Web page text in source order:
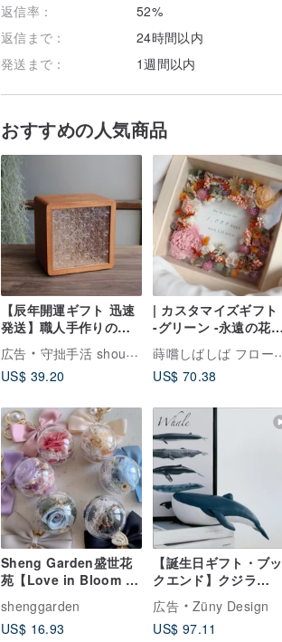
返信率：
52%
返信まで：
24時間以内
発送まで：
1週間以内
おすすめの人気商品
【辰年開運ギフト 迅速
発送】職人手作りの無
垢材貯金箱（大）/台湾
特色/
広告
守拙手活 shouzhuo
US$ 39.20
| カスタマイズギフト
-グリーン -永遠の花文
字記念フォトフレーム蒔嚐しば
US$ 70.38
Sheng Garden盛世花
苑【Love in Bloom 愛
が咲き誇る】キーホル
ダー
shenggarden
US$ 16.93
【誕生日ギフト・ブッ
クエンド】クジラ
Quiet Luxury インテ
ア・新築祝い・北欧モ
ダン・オフィス美學
広告
Züny Design
US$ 97.11